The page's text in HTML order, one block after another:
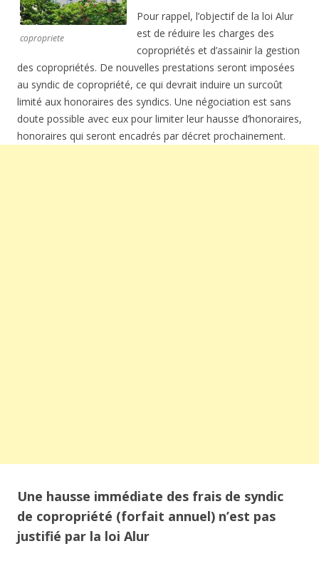
copropriete
Pour rappel, l’objectif de la loi Alur
est de réduire les charges des
copropriétés et d’assainir la gestion
des copropriétés. De nouvelles prestations seront imposées
au syndic de copropriété, ce qui devrait induire un surcoût
limité aux honoraires des syndics. Une négociation est sans
doute possible avec eux pour limiter leur hausse d’honoraires,
honoraires qui seront encadrés par décret prochainement.
Une hausse immédiate des frais de syndic
de copropriété (forfait annuel) n’est pas
justifié par la loi Alur